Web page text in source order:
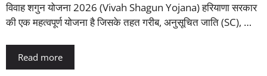
विवाह शगुन योजना 2026 (Vivah Shagun Yojana) हरियाणा सरकार
की एक महत्वपूर्ण योजना है जिसके तहत गरीब, अनुसूचित जाति (SC), …
Read more